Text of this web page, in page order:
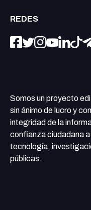
REDES
Somos un proyecto
sin ánimo de lucro y
integridad de la
confianza ciudadana
tecnología,
públicas.